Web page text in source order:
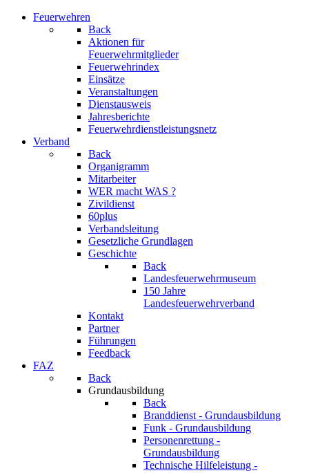
Feuerwehren
Back
Aktionen für
Feuerwehrmitglieder
Feuerwehrindex
Einsätze
Veranstaltungen
Dienstausweis
Jahresberichte
Feuerwehrdienstleistungsnetz
Verband
Back
Organigramm
Mitarbeiter
WER macht WAS ?
Zivildienst
60plus
Verbandsleitung
Gesetzliche Grundlagen
Geschichte
Back
Landesfeuerwehrmuseum
150 Jahre
Landesfeuerwehrverband
Kontakt
Partner
Führungen
Feedback
FAZ
Back
Grundausbildung
Back
Branddienst - Grundausbildung
Funk - Grundausbildung
Personenrettung -
Grundausbildung
Technische Hilfeleistung -